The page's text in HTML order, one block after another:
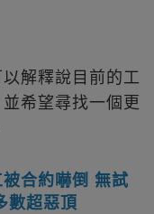
解釋說目前的工
希望尋找一個更
合約嚇倒 無試
數超惡頂